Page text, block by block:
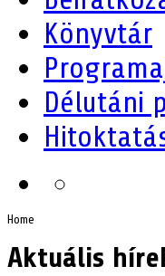
Könyvtár
Délutáni
Home
Aktuális